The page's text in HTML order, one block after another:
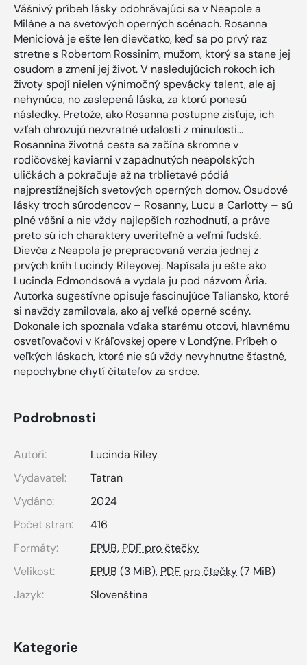
Vášnivý príbeh lásky odohrávajúci sa v Neapole a
Miláne a na svetových operných scénach. Rosanna
Meniciová je ešte len dievčatko, keď sa po prvý raz
stretne s Robertom Rossinim, mužom, ktorý sa stane jej
osudom a zmení jej život. V nasledujúcich rokoch ich
životy spojí nielen výnimočný spevácky talent, ale aj
nehynúca, no zaslepená láska, za ktorú ponesú
následky. Pretože, ako Rosanna postupne zisťuje, ich
vzťah ohrozujú nezvratné udalosti z minulosti...
Rosannina životná cesta sa začína skromne v
rodičovskej kaviarni v zapadnutých neapolských
uličkách a pokračuje až na trblietavé pódiá
najprestížnejších svetových operných domov. Osudové
lásky troch súrodencov – Rosanny, Lucu a Carlotty – sú
plné vášní a nie vždy najlepších rozhodnutí, a práve
preto sú ich charaktery uveriteľné a veľmi ľudské.
Dievča z Neapola je prepracovaná verzia jednej z
prvých kníh Lucindy Rileyovej. Napísala ju ešte ako
Lucinda Edmondsová a vydala ju pod názvom Ária.
Autorka sugestívne opisuje fascinujúce Taliansko, ktoré
si navždy zamilovala, ako aj veľké operné scény.
Dokonale ich spoznala vďaka starému otcovi, hlavnému
osvetľovačovi v Kráľovskej opere v Londýne. Príbeh o
veľkých láskach, ktoré nie sú vždy nevyhnutne šťastné,
nepochybne chytí čitateľov za srdce.
Podrobnosti
Autoři:
Lucinda Riley
Vydavatel:
Tatran
Vydáno:
2024
Počet stran:
416
Formáty:
EPUB, PDF pro čtečky
Velikost:
EPUB (3 MiB), PDF pro čtečky(7 MiB)
Jazyk:
Slovenština
Kategorie